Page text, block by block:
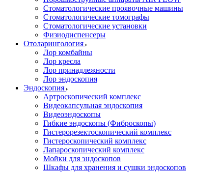
Стоматологические проявочные машины
Стоматологические томографы
Стоматологические установки
Физиодиспенсеры
Отоларингология
Лор комбайны
Лор кресла
Лор принадлежности
Лор эндоскопия
Эндоскопия
Артроскопический комплекс
Видеокапсульная эндоскопия
Видеоэндоскопы
Гибкие эндоскопы (Фиброcкопы)
Гистерорезектоскопический комплекс
Гистероскопический комплекс
Лапароскопический комплекс
Мойки для эндоскопов
Шкафы для хранения и сушки эндоскопов